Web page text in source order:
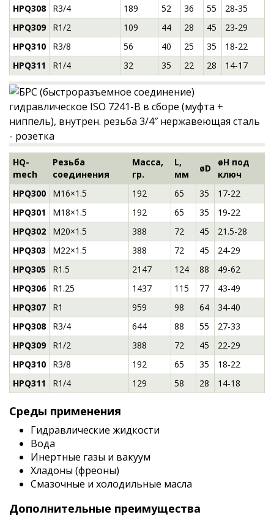
HPQ308
R3/4 189 52 36 55
28-35
HPQ309
R1/2 109 44 28 45
23-29
HPQ310
R3/8 56 40 25 35
18-22
HPQ311
R1/4 32 35 22 28 14-17
HQ-
mech
Резьба
соединения
Масса,
гр.
L,
мм
øD
øH под
ключ
HPQ300
M16×1.5 192 65 35
17-22
HPQ301
M18×1.5 192 65 35
19-22
HPQ302
M20×1.5 388 72 45
21.5-28
HPQ303
M22×1.5 388 72 45
24-29
HPQ305
R1.5 2147 124 88
49-62
HPQ306
R1.25 1437 115 77
43-49
HPQ307
R1 959 98 64
34-40
HPQ308
R3/4 644 88 55
27-33
HPQ309
R1/2 388 72 45
22-29
HPQ310
R3/8 192 65 35
18-22
HPQ311
R1/4 129 58 28 14-18
Среды применения
Гидравлические жидкости
Вода
Инертные газы и вакуум
Хладоны (фреоны)
Смазочные и холодильные масла
Дополнительные преимущества